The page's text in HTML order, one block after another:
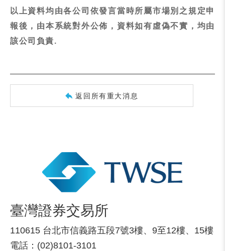
以上資料均由各公司依發言當時所屬市場別之規定申
報後，由本系統對外公佈，資料如有虛偽不實，均由
該公司負責.
返回所有重大消息
臺灣證券交易所
110615 台北市信義路五段7號3樓、9至12樓、15樓
電話：(02)8101-3101